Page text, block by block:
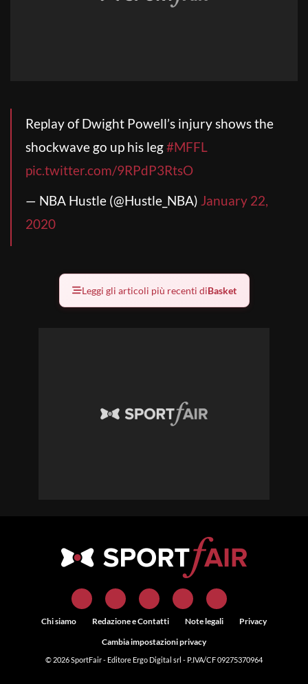
Replay of Dwight Powell’s injury shows the
shockwave go up his leg#MFFL
pic.twitter.com/9RPdP3RtsO
— NBA Hustle (@Hustle_NBA) January 22,
2020
Leggi gli articoli più recenti diBasket
Chi siamo Redazione e Contatti Note legali
Privacy
Cambia impostazioni privacy
© 2026SportFair- Editore Ergo Digital srl - P.IVA/CF 09275370964